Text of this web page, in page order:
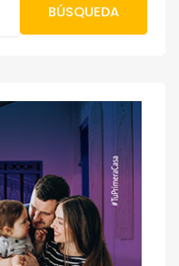
BÚSQUEDA